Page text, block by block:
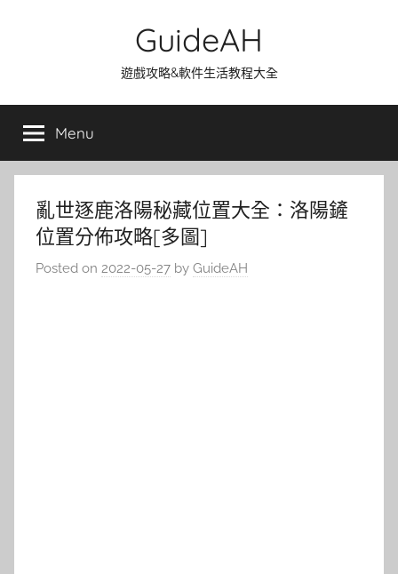
GuideAH
遊戲攻略&軟件生活教程大全
Menu
亂世逐鹿洛陽秘藏位置大全：洛陽鏟
位置分佈攻略[多圖]
Posted on 2022-05-27 by GuideAH